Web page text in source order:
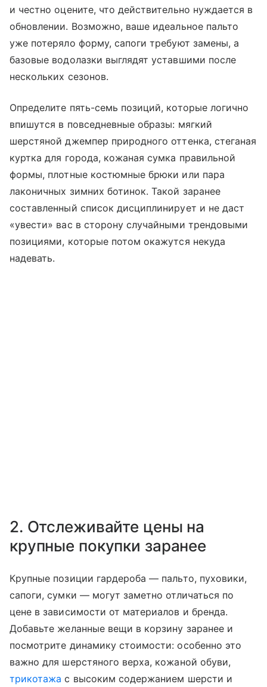
и честно оцените, что действительно нуждается в
обновлении. Возможно, ваше идеальное пальто
уже потеряло форму, сапоги требуют замены, а
базовые водолазки выглядят уставшими после
нескольких сезонов.
Определите пять-семь позиций, которые логично
впишутся в повседневные образы: мягкий
шерстяной джемпер природного оттенка, стеганая
куртка для города, кожаная сумка правильной
формы, плотные костюмные брюки или пара
лаконичных зимних ботинок. Такой заранее
составленный список дисциплинирует и не даст
«увести» вас в сторону случайными трендовыми
позициями, которые потом окажутся некуда
надевать.
2. Отслеживайте цены на
крупные покупки заранее
Крупные позиции гардероба — пальто, пуховики,
сапоги, сумки — могут заметно отличаться по
цене в зависимости от материалов и бренда.
Добавьте желанные вещи в корзину заранее и
посмотрите динамику стоимости: особенно это
важно для шерстяного верха, кожаной обуви,
трикотажа с высоким содержанием шерсти и